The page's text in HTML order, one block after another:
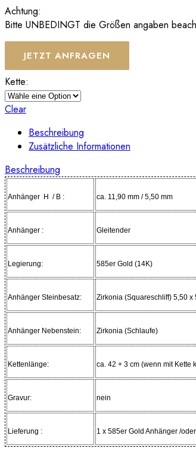
Achtung:
Bitte UNBEDINGT die Größen angaben
JETZT ANFRAGEN
Kette:
Clear
Beschreibung
Zusätzliche Informationen
Beschreibung
Anhänger H / B : ca. 11,90 mm / 5,50 mm
Anhänger : Gleitender
Legierung: 585er Gold (14K)
Anhänger Steinbesatz: Zirkonia (Squareschliff) 5,50 x
Anhänger Nebenstein: Zirkonia (Schlaufe)
Kettenlänge: ca. 42 + 3 cm (wenn mit Kette
Gravur: nein
Lieferung : 1 x 585er Gold Anhänger /